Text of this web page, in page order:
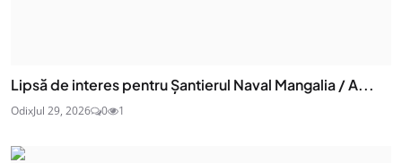
Lipsă de interes pentru Șantierul Naval Mangalia / A...
OdixJul 29, 2026 0 1